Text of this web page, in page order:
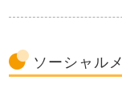
ソーシャル